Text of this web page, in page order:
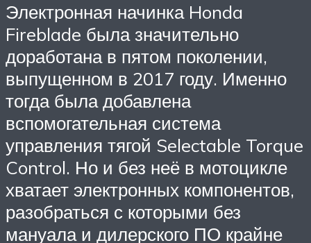
Электронная начинка Honda
Fireblade была значительно
доработана в пятом поколении,
выпущенном в 2017 году. Именно
тогда была добавлена
вспомогательная система
управления тягой Selectable Torque
Control. Но и без неё в мотоцикле
хватает электронных компонентов,
разобраться с которыми без
мануала и дилерского ПО крайне